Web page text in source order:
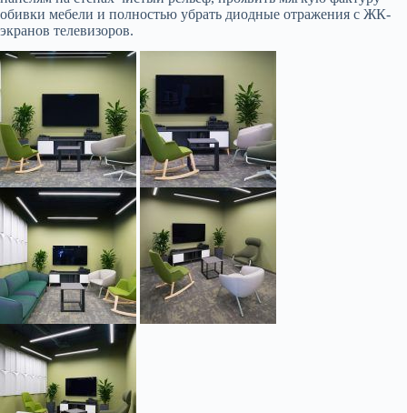
обивки мебели и полностью убрать диодные отражения с ЖК-
экранов телевизоров.